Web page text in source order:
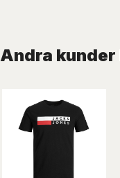
Andra